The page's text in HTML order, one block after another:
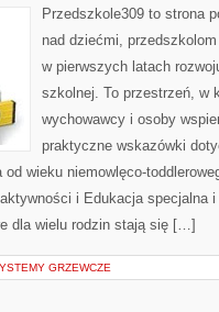
Przedszkole309 to strona
nad dziećmi,
w pierwszych latach
szkolnej. To przestrzeń, w
wychowawcy i osoby
praktyczne wskazówki
wieku niemowlęco-
i Edukacja specjalna
dla wielu rodzin stają się […]
GRZEWCZE